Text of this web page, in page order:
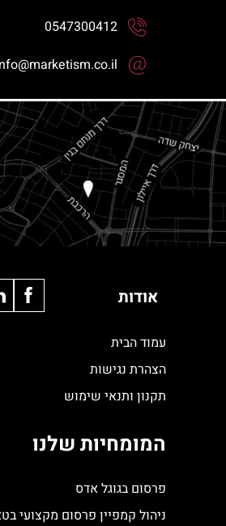
0547300412
אודות
עמוד הבית
הצהרת נגישות
תקנון ותנאי שימוש
המומחיות שלנו
פרסום בגוגל אדס
ניהול קמפיין פרסום מקצועי